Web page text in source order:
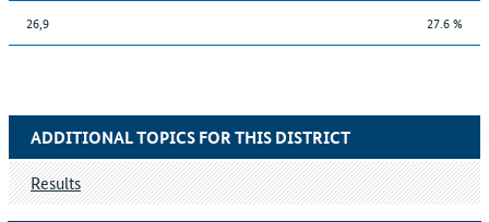
26,9 27.6 %
ADDITIONAL TOPICS FOR THIS DISTRICT
Results